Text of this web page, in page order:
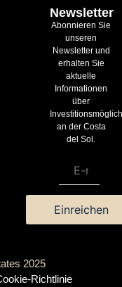
Newsletter
Abonnieren Sie
unseren
Newsletter und
erhalten Sie
aktuelle
Informationen
über
an der Costa
del Sol.
2025
Richtlinie